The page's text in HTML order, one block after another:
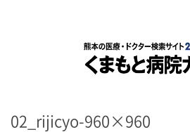
02_rijicyo-960×960